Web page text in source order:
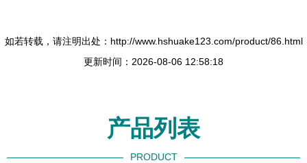
如若转载，请注明出处：http://www.hshuake123.com/product/86.html
更新时间：2026-08-06 12:58:18
产品列表
PRODUCT